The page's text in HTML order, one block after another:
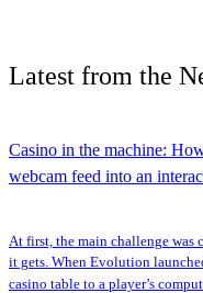
Latest from the
Casino in the machine:
webcam feed into an
At first, the main challenge was
it gets. When Evolution
casino table to a player’s